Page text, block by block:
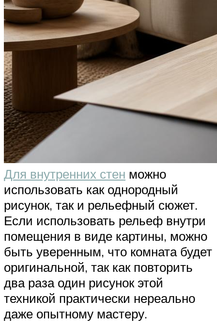
Для внутренних стен можно
использовать как однородный
рисунок, так и рельефный сюжет.
Если использовать рельеф внутри
помещения в виде картины, можно
быть уверенным, что комната будет
оригинальной, так как повторить
два раза один рисунок этой
техникой практически нереально
даже опытному мастеру.